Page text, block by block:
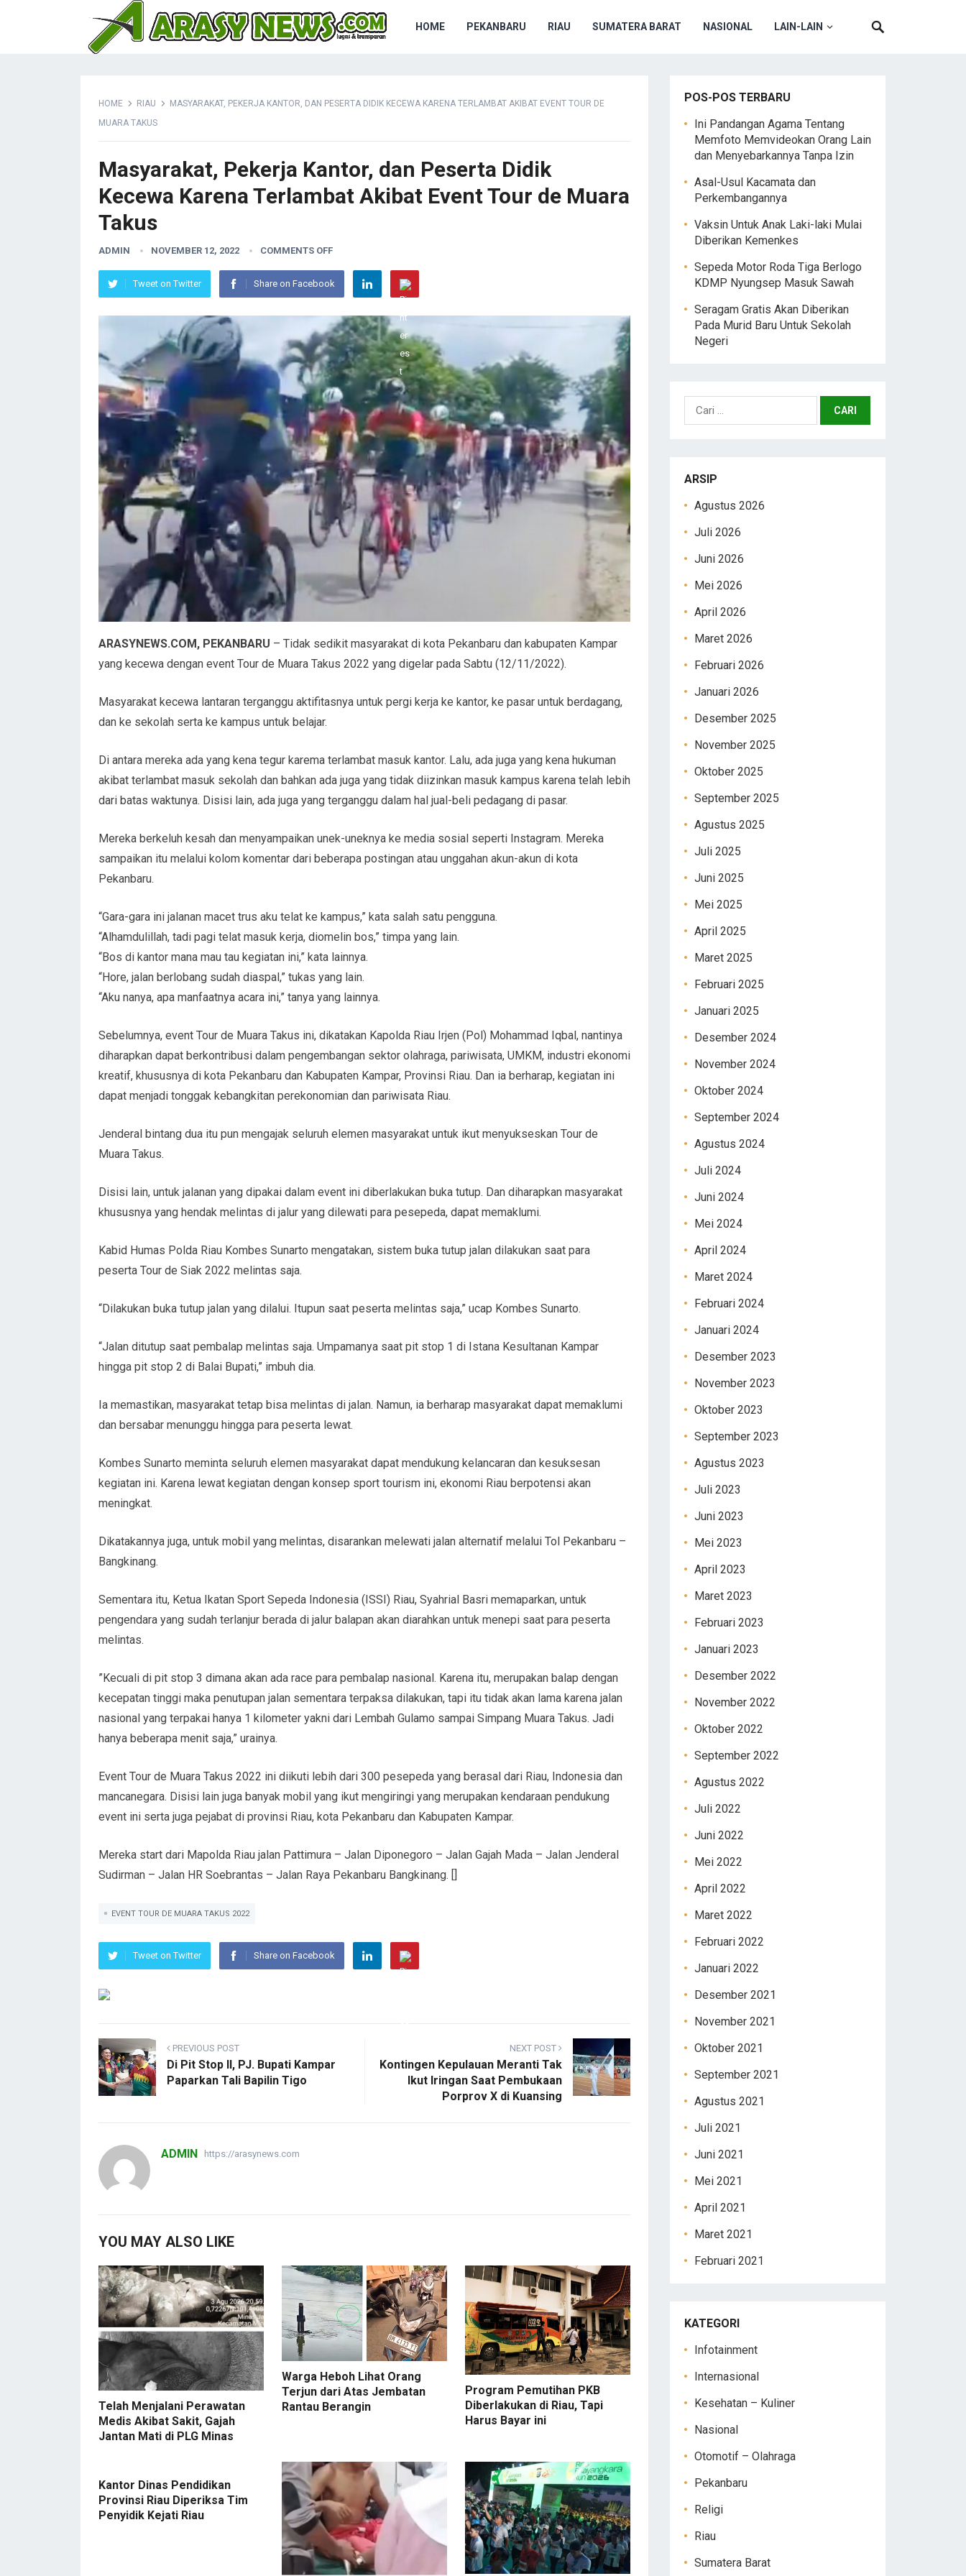
HOME PEKANBARU RIAU SUMATERA BARAT NASIONAL LAIN-LAIN
HOME RIAU
MASYARAKAT, PEKERJA KANTOR, DAN PESERTA DIDIK KECEWA KARENA TERLAMBAT AKIBAT EVENT TOUR DE
MUARA TAKUS
Masyarakat, Pekerja Kantor, dan Peserta Didik
Kecewa Karena Terlambat Akibat Event Tour de Muara
Takus
ADMIN NOVEMBER 12, 2022 COMMENTS OFF
Tweet on Twitter Share on Facebook
ARASYNEWS.COM, PEKANBARU – Tidak sedikit masyarakat di kota Pekanbaru dan kabupaten Kampar
yang kecewa dengan event Tour de Muara Takus 2022 yang digelar pada Sabtu (12/11/2022).
Masyarakat kecewa lantaran terganggu aktifitasnya untuk pergi kerja ke kantor, ke pasar untuk berdagang,
dan ke sekolah serta ke kampus untuk belajar.
Di antara mereka ada yang kena tegur karema terlambat masuk kantor. Lalu, ada juga yang kena hukuman
akibat terlambat masuk sekolah dan bahkan ada juga yang tidak diizinkan masuk kampus karena telah lebih
dari batas waktunya. Disisi lain, ada juga yang terganggu dalam hal jual-beli pedagang di pasar.
Mereka berkeluh kesah dan menyampaikan unek-uneknya ke media sosial seperti Instagram. Mereka
sampaikan itu melalui kolom komentar dari beberapa postingan atau unggahan akun-akun di kota
Pekanbaru.
“Gara-gara ini jalanan macet trus aku telat ke kampus,” kata salah satu pengguna.
“Alhamdulillah, tadi pagi telat masuk kerja, diomelin bos,” timpa yang lain.
“Bos di kantor mana mau tau kegiatan ini,” kata lainnya.
“Hore, jalan berlobang sudah diaspal,” tukas yang lain.
“Aku nanya, apa manfaatnya acara ini,” tanya yang lainnya.
Sebelumnya, event Tour de Muara Takus ini, dikatakan Kapolda Riau Irjen (Pol) Mohammad Iqbal, nantinya
diharapkan dapat berkontribusi dalam pengembangan sektor olahraga, pariwisata, UMKM, industri ekonomi
kreatif, khususnya di kota Pekanbaru dan Kabupaten Kampar, Provinsi Riau. Dan ia berharap, kegiatan ini
dapat menjadi tonggak kebangkitan perekonomian dan pariwisata Riau.
Jenderal bintang dua itu pun mengajak seluruh elemen masyarakat untuk ikut menyukseskan Tour de
Muara Takus.
Disisi lain, untuk jalanan yang dipakai dalam event ini diberlakukan buka tutup. Dan diharapkan masyarakat
khususnya yang hendak melintas di jalur yang dilewati para pesepeda, dapat memaklumi.
Kabid Humas Polda Riau Kombes Sunarto mengatakan, sistem buka tutup jalan dilakukan saat para
peserta Tour de Siak 2022 melintas saja.
“Dilakukan buka tutup jalan yang dilalui. Itupun saat peserta melintas saja,” ucap Kombes Sunarto.
“Jalan ditutup saat pembalap melintas saja. Umpamanya saat pit stop 1 di Istana Kesultanan Kampar
hingga pit stop 2 di Balai Bupati,” imbuh dia.
Ia memastikan, masyarakat tetap bisa melintas di jalan. Namun, ia berharap masyarakat dapat memaklumi
dan bersabar menunggu hingga para peserta lewat.
Kombes Sunarto meminta seluruh elemen masyarakat dapat mendukung kelancaran dan kesuksesan
kegiatan ini. Karena lewat kegiatan dengan konsep sport tourism ini, ekonomi Riau berpotensi akan
meningkat.
Dikatakannya juga, untuk mobil yang melintas, disarankan melewati jalan alternatif melalui Tol Pekanbaru –
Bangkinang.
Sementara itu, Ketua Ikatan Sport Sepeda Indonesia (ISSI) Riau, Syahrial Basri memaparkan, untuk
pengendara yang sudah terlanjur berada di jalur balapan akan diarahkan untuk menepi saat para peserta
melintas.
”Kecuali di pit stop 3 dimana akan ada race para pembalap nasional. Karena itu, merupakan balap dengan
kecepatan tinggi maka penutupan jalan sementara terpaksa dilakukan, tapi itu tidak akan lama karena jalan
nasional yang terpakai hanya 1 kilometer yakni dari Lembah Gulamo sampai Simpang Muara Takus. Jadi
hanya beberapa menit saja,” urainya.
Event Tour de Muara Takus 2022 ini diikuti lebih dari 300 pesepeda yang berasal dari Riau, Indonesia dan
mancanegara. Disisi lain juga banyak mobil yang ikut mengiringi yang merupakan kendaraan pendukung
event ini serta juga pejabat di provinsi Riau, kota Pekanbaru dan Kabupaten Kampar.
Mereka start dari Mapolda Riau jalan Pattimura – Jalan Diponegoro – Jalan Gajah Mada – Jalan Jenderal
Sudirman – Jalan HR Soebrantas – Jalan Raya Pekanbaru Bangkinang. []
EVENT TOUR DE MUARA TAKUS 2022
Tweet on Twitter Share on Facebook
PREVIOUS POST
Di Pit Stop II, PJ. Bupati Kampar
Paparkan Tali Bapilin Tigo
NEXT POST
Kontingen Kepulauan Meranti Tak
Ikut Iringan Saat Pembukaan
Porprov X di Kuansing
ADMIN https://arasynews.com
YOU MAY ALSO LIKE
Telah Menjalani Perawatan
Medis Akibat Sakit, Gajah
Jantan Mati di PLG Minas
Warga Heboh Lihat Orang
Terjun dari Atas Jembatan
Rantau Berangin
Program Pemutihan PKB
Diberlakukan di Riau, Tapi
Harus Bayar ini
Kantor Dinas Pendidikan
Provinsi Riau Diperiksa Tim
Penyidik Kejati Riau
POS-POS TERBARU
Ini Pandangan Agama Tentang
Memfoto Memvideokan Orang Lain
dan Menyebarkannya Tanpa Izin
Asal-Usul Kacamata dan
Perkembangannya
Vaksin Untuk Anak Laki-laki Mulai
Diberikan Kemenkes
Sepeda Motor Roda Tiga Berlogo
KDMP Nyungsep Masuk Sawah
Seragam Gratis Akan Diberikan
Pada Murid Baru Untuk Sekolah
Negeri
Cari
untuk:
ARSIP
Agustus 2026
Juli 2026
Juni 2026
Mei 2026
April 2026
Maret 2026
Februari 2026
Januari 2026
Desember 2025
November 2025
Oktober 2025
September 2025
Agustus 2025
Juli 2025
Juni 2025
Mei 2025
April 2025
Maret 2025
Februari 2025
Januari 2025
Desember 2024
November 2024
Oktober 2024
September 2024
Agustus 2024
Juli 2024
Juni 2024
Mei 2024
April 2024
Maret 2024
Februari 2024
Januari 2024
Desember 2023
November 2023
Oktober 2023
September 2023
Agustus 2023
Juli 2023
Juni 2023
Mei 2023
April 2023
Maret 2023
Februari 2023
Januari 2023
Desember 2022
November 2022
Oktober 2022
September 2022
Agustus 2022
Juli 2022
Juni 2022
Mei 2022
April 2022
Maret 2022
Februari 2022
Januari 2022
Desember 2021
November 2021
Oktober 2021
September 2021
Agustus 2021
Juli 2021
Juni 2021
Mei 2021
April 2021
Maret 2021
Februari 2021
KATEGORI
Infotainment
Internasional
Kesehatan – Kuliner
Nasional
Otomotif – Olahraga
Pekanbaru
Religi
Riau
Sumatera Barat